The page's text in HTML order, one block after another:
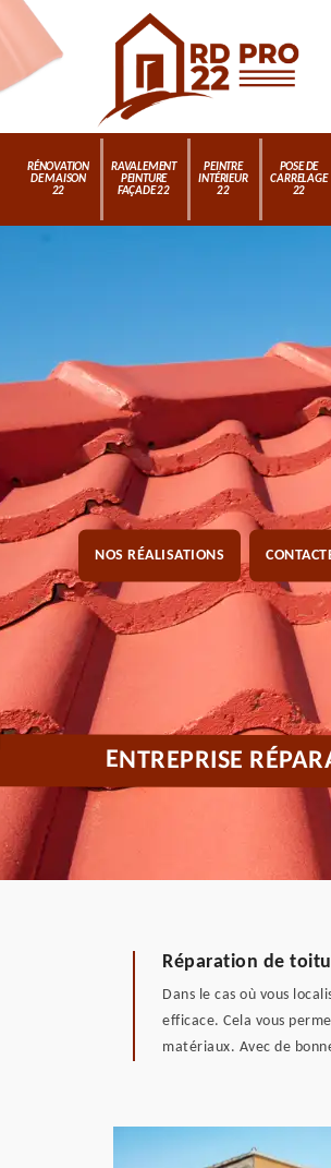
RÉNOVATION
DE MAISON
22
RAVALEMENT
PEINTURE
FAÇADE 22
PEINTRE
INTÉRIEUR
22
POSE DE
CARRELAGE
22
NOS RÉALISATIONS
ENTREPRISE
Réparation de
Dans le cas où vous
efficace. Cela vous
matériaux. Avec de